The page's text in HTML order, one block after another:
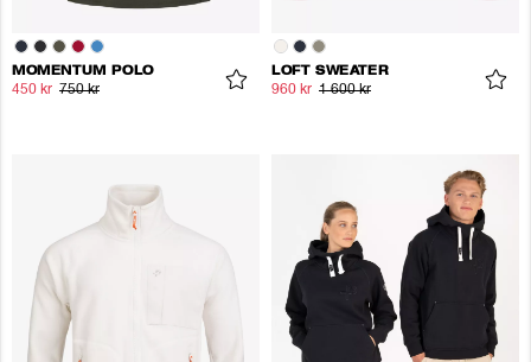
MOMENTUM POLO
450 kr 750 kr
LOFT SWEATER
960 kr 1 600 kr